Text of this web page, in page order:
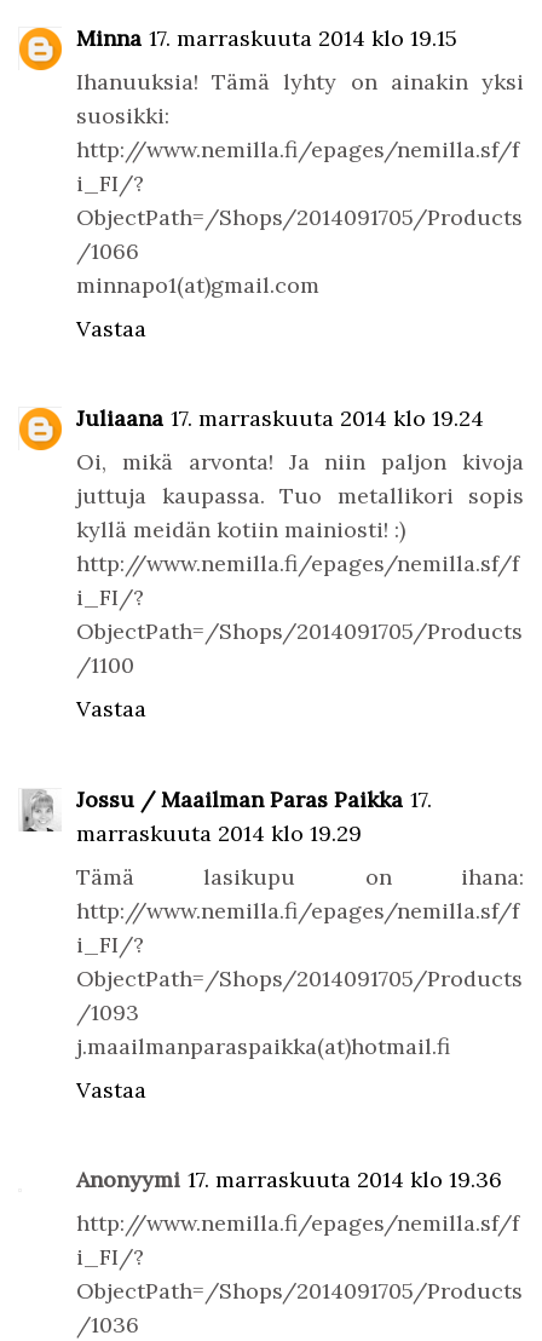
Minna 17. marraskuuta 2014 klo 19.15
Ihanuuksia! Tämä lyhty on ainakin yksi
suosikki:
http://www.nemilla.fi/epages/nemilla.sf/f
i_FI/?
ObjectPath=/Shops/2014091705/Products
/1066
minnapo1(at)gmail.com
Vastaa
Juliaana 17. marraskuuta 2014 klo 19.24
Oi, mikä arvonta! Ja niin paljon kivoja
juttuja kaupassa. Tuo metallikori sopis
kyllä meidän kotiin mainiosti! :)
http://www.nemilla.fi/epages/nemilla.sf/f
i_FI/?
ObjectPath=/Shops/2014091705/Products
/1100
Vastaa
Jossu / Maailman Paras Paikka 17.
marraskuuta 2014 klo 19.29
Tämä lasikupu on ihana:
http://www.nemilla.fi/epages/nemilla.sf/f
i_FI/?
ObjectPath=/Shops/2014091705/Products
/1093
j.maailmanparaspaikka(at)hotmail.fi
Vastaa
Anonyymi 17. marraskuuta 2014 klo 19.36
http://www.nemilla.fi/epages/nemilla.sf/f
i_FI/?
ObjectPath=/Shops/2014091705/Products
/1036